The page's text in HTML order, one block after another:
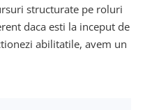
structurate pe roluri
daca esti la inceput de
abilitatile, avem un